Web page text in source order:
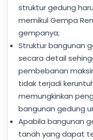
struktur gedung
memikul Gempa
gempanya;
Struktur bangunan
secara detail
pembebanan
tidak terjadi
memungkinkan
bangunan gedung
Apabila bangunan
tanah yang dapat